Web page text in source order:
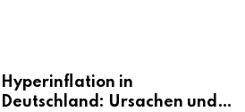
Hyperinflation in
Deutschland: Ursachen und